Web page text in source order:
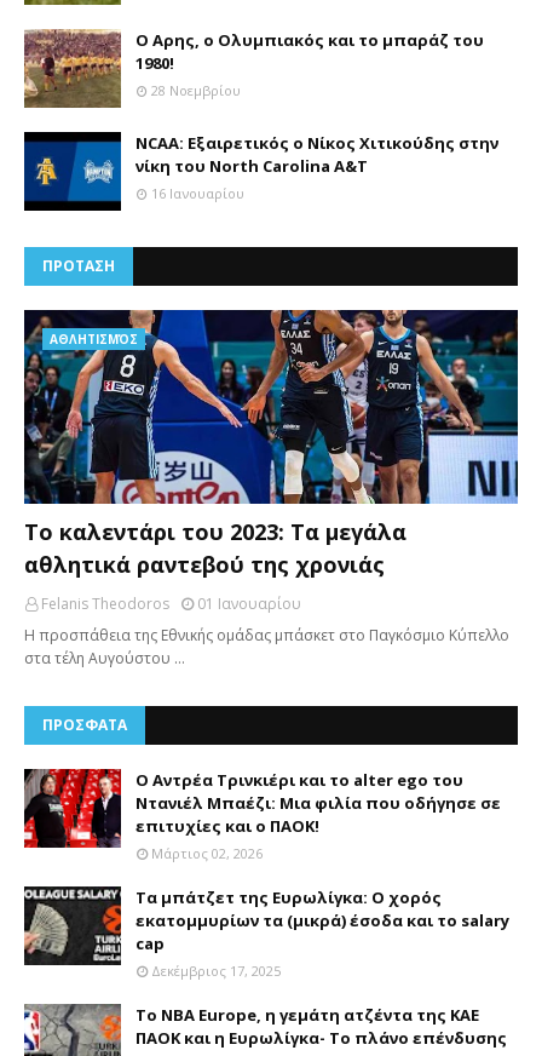
Ο Αρης, ο Ολυμπιακός και το μπαράζ του
1980!
28 Νοεμβρίου
NCAA: Εξαιρετικός ο Νίκος Χιτικούδης στην
νίκη του North Carolina A&Τ
16 Ιανουαρίου
ΠΡΟΤΑΣΗ
AΘΛΗΤΙΣΜΌΣ
Το καλεντάρι του 2023: Τα μεγάλα
αθλητικά ραντεβού της χρονιάς
Felanis Theodoros
01 Ιανουαρίου
Η προσπάθεια της Εθνικής ομάδας μπάσκετ στο Παγκόσμιο Κύπελλο
στα τέλη Αυγούστου …
ΠΡΟΣΦΑΤΑ
Ο Αντρέα Τρινκιέρι και το alter ego του
Ντανιέλ Μπαέζι: Μια φιλία που οδήγησε σε
επιτυχίες και ο ΠΑΟΚ!
Μάρτιος 02, 2026
Τα μπάτζετ της Ευρωλίγκα: Ο χορός
εκατομμυρίων τα (μικρά) έσοδα και το salary
cap
Δεκέμβριος 17, 2025
Το NBA Europe, η γεμάτη ατζέντα της ΚΑΕ
ΠΑΟΚ και η Ευρωλίγκα- Το πλάνο επένδυσης